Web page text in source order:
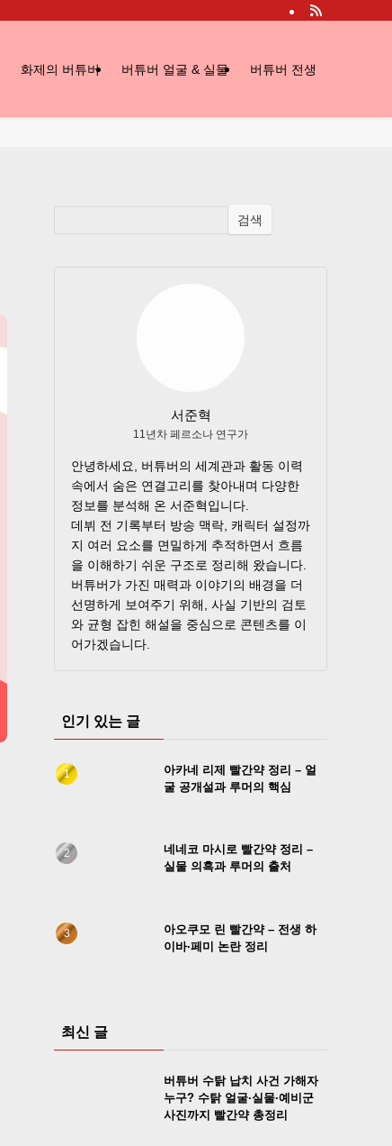
화제의 버튜버 버튜버 얼굴 & 실물 버튜버 전생
검색
서준혁
11년차 페르소나 연구가
안녕하세요, 버튜버의 세계관과 활동 이력
속에서 숨은 연결고리를 찾아내며 다양한
정보를 분석해 온 서준혁입니다.
데뷔 전 기록부터 방송 맥락, 캐릭터 설정까
지 여러 요소를 면밀하게 추적하면서 흐름
을 이해하기 쉬운 구조로 정리해 왔습니다.
버튜버가 가진 매력과 이야기의 배경을 더
선명하게 보여주기 위해, 사실 기반의 검토
와 균형 잡힌 해설을 중심으로 콘텐츠를 이
어가겠습니다.
인기 있는 글
아카네 리제 빨간약 정리 – 얼
굴 공개설과 루머의 핵심
네네코 마시로 빨간약 정리 –
실물 의혹과 루머의 출처
아오쿠모 린 빨간약 – 전생 하
이바·페미 논란 정리
최신 글
버튜버 수탉 납치 사건 가해자
누구? 수탉 얼굴·실물·예비군
사진까지 빨간약 총정리